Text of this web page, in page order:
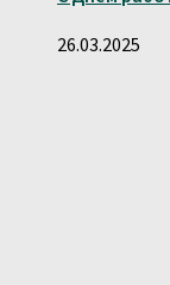
26.03.2025